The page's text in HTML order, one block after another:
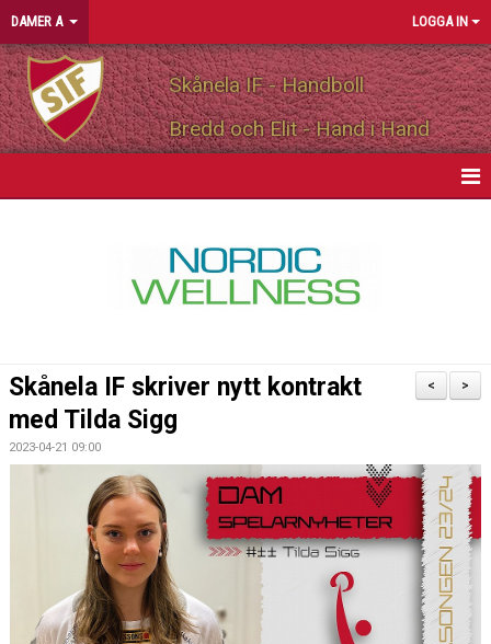
DAMER A LOGGA IN
Skånela IF - Handboll
Bredd och Elit - Hand i Hand
TRUPPEN
BILDGALLERI
DOKUMENT
>
<
Skånela IF skriver nytt kontrakt
med Tilda Sigg
2023-04-21 09:00